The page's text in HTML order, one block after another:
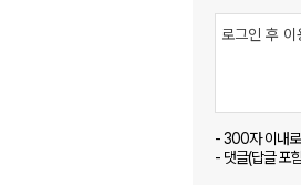
- 300자 이내
- 댓글(답글 포